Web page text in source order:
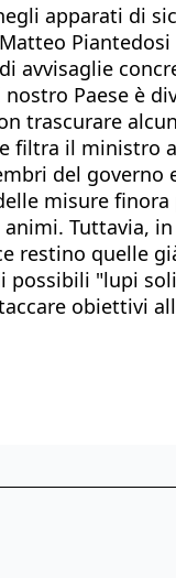
apparati di
Piantedosi
avvisaglie
Paese è
trascurare
filtra il ministro
del governo
misure
Tuttavia, in
quelle
possibili "lupi
obiettivi